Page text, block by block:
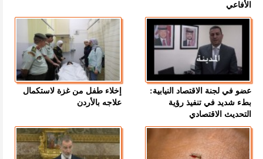
الأفاعي
عضو في لجنة الاقتصاد النيابية:
بطء شديد في تنفيذ رؤية
التحديث الاقتصادي
إخلاء طفل من غزة لاستكمال
علاجه بالأردن